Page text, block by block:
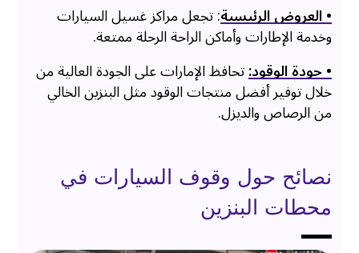
• العروض الرئيسية: تجعل مراكز غسيل السيارات
وخدمة الإطارات وأماكن الراحة الرحلة ممتعة.
• جودة الوقود:تحافظ الإمارات على الجودة العالية من
خلال توفير أفضل منتجات الوقود مثل البنزين الخالي
من الرصاص والديزل.
نصائح حول وقوف السيارات في
محطات البنزين